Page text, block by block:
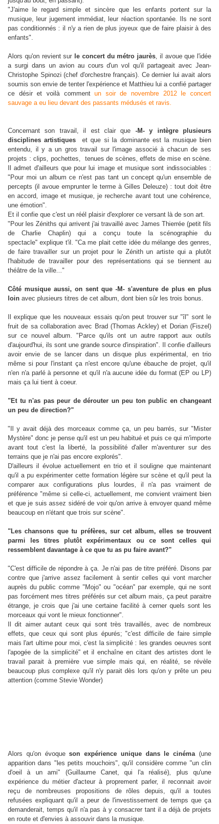
"J'aime le regard simple et sincère que les enfants portent sur la
musique, leur jugement immédiat, leur réaction spontanée. Ils ne sont
pas conditionnés : il n'y a rien de plus joyeux que de faire plaisir à des
enfants".
Alors qu'on revient sur le concert du métro jaurès, il avoue que l'idée
a surgi dans un avion au cours d'un vol qu'il partageait avec Jean-
Christophe Spinozi (chef d'orchestre français). Ce dernier lui avait alors
soumis son envie de tenter l'expérience et Matthieu lui a confié partager
ce désir et voilà commentun soir de novembre 2012 le concert
sauvage a eu lieu devant des passants médusés et ravis.
Concernant son travail, il est clair que -M- y intègre plusieurs
disciplines artistiques et que si la dominante est la musique bien
entendu, il y a un gros travail sur l'image associé à chacun de ses
projets : clips, pochettes, tenues de scènes, effets de mise en scène.
Il admet d'ailleurs que pour lui image et musique sont indissociables :
"Pour moi un album ce n'est pas tant un concept qu'un ensemble de
percepts (il avoue emprunter le terme à Gilles Deleuze) : tout doit être
en accord, image et musique, je recherche avant tout une cohérence,
une émotion".
Et il confie que c'est un réél plaisir d'explorer ce versant là de son art.
"Pour les Zéniths qui arrivent j'ai travaillé avec James Thierrée (petit fils
de Charlie Chaplin) qui a conçu toute la scénographie du
spectacle"explique t'il. "Ca me plait cette idée du mélange des genres,
de faire travailler sur un projet pour le Zénith un artiste qui a plutôt
l'habitude de travailler pour des représentations qui se tiennent au
théâtre de la ville..."
Côté musique aussi, on sent que -M- s'aventure de plus en plus
loin avec plusieurs titres de cet album, dont bien sûr les trois bonus.
Il explique que les nouveaux essais qu'on peut trouver sur "îl" sont le
fruit de sa collaboration avec Brad (Thomas Ackley) et Dorian (Fiszel)
sur ce nouvel album. "Parce qu'ils ont un autre rapport aux outils
d'aujourd'hui, ils sont une grande source d'inspiration". Il confie d'ailleurs
avoir envie de se lancer dans un disque plus expérimental, en trio
même si pour l'instant ça n'est encore qu'une ébauche de projet, qu'il
n'en n'a parlé à personne et qu'il n'a aucune idée du format (EP ou LP)
mais ça lui tient à coeur.
"Et tu n'as pas peur de dérouter un peu ton public en changeant
un peu de direction?"
"Il y avait déjà des morceaux comme ça, un peu barrés, sur "Mister
Mystère" donc je pense qu'il est un peu habitué et puis ce qui m'importe
avant tout c'est la liberté, la possibilité d'aller m'aventurer sur des
terrains que je n'ai pas encore explorés".
D'ailleurs il évolue actuellement en trio et il souligne que maintenant
qu'il a pu expérimenter cette formation légère sur scène et qu'il peut la
comparer aux configurations plus lourdes, il n'a pas vraiment de
préférence "même si celle-ci, actuellement, me convient vraiment bien
et que je suis assez sidéré de voir qu'on arrive à envoyer quand même
beaucoup en n'étant que trois sur scène".
"Les chansons que tu préfères, sur cet album, elles se trouvent
parmi les titres plutôt expérimentaux ou ce sont celles qui
ressemblent davantage à ce que tu as pu faire avant?"
"C'est difficile de répondre à ça. Je n'ai pas de titre préféré. Disons par
contre que j'arrive assez facilement à sentir celles qui vont marcher
auprès du public comme "Mojo" ou "océan" par exemple, qui ne sont
pas forcément mes titres préférés sur cet album mais, ça peut paraitre
étrange, je crois que j'ai une certaine facilité à cerner quels sont les
morceaux qui vont le mieux fonctionner".
Il dit aimer autant ceux qui sont très travaillés, avec de nombreux
effets, que ceux qui sont plus épurés; "c'est difficile de faire simple
mais l'art ultime pour moi, c'est la simplicité : les grandes oeuvres sont
l'apogée de la simplicité" et il enchaîne en citant des artistes dont le
travail parait à première vue simple mais qui, en réalité, se révèle
beaucoup plus complexe qu'il n'y parait dès lors qu'on y prête un peu
attention (comme Stevie Wonder)
Alors qu'on évoqueson expérience unique dans le cinéma(une
apparition dans "les petits mouchoirs", qu'il considère comme "un clin
d'oeil à un ami" (Guillaume Canet, qui l'a réalisé), plus qu'une
expérience du métier d'acteur à proprement parler, il reconnait avoir
reçu de nombreuses propositions de rôles depuis, qu'il a toutes
refusées expliquant qu'il a peur de l'investissement de temps que ça
demanderait, temps qu'il n'a pas à y consacrer tant il a déjà de projets
en route et d'envies à assouvir dans la musique.